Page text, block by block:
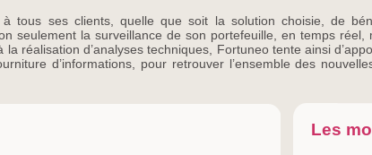
tous ses clients, quelle que soit la solution choisie, de
seulement la surveillance de son portefeuille, en temps réel,
la réalisation d’analyses techniques, Fortuneo tente ainsi
d’informations, pour retrouver l’ensemble des
Les